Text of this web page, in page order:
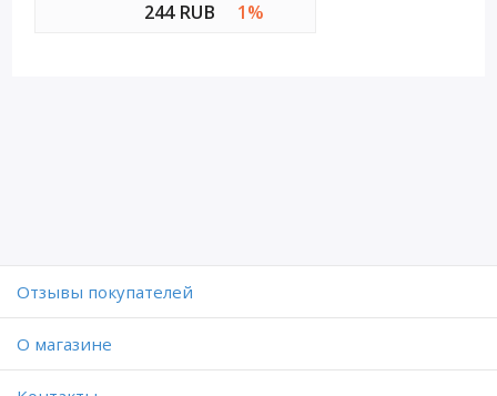
244 RUB
1%
Отзывы покупателей
O магазине